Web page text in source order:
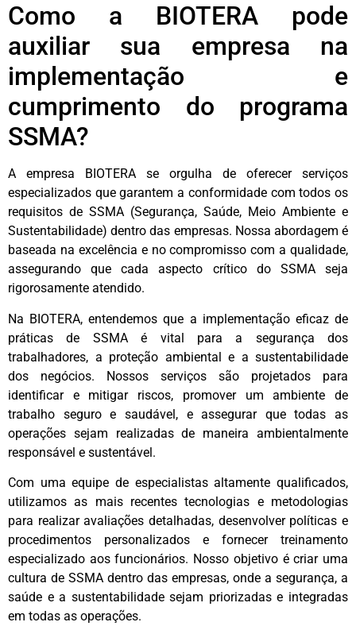
Como a BIOTERA pode
auxiliar sua empresa na
implementação e
cumprimento do programa
SSMA?
A empresa BIOTERA se orgulha de oferecer serviços
especializados que garantem a conformidade com todos os
requisitos de SSMA (Segurança, Saúde, Meio Ambiente e
Sustentabilidade) dentro das empresas. Nossa abordagem é
baseada na excelência e no compromisso com a qualidade,
assegurando que cada aspecto crítico do SSMA seja
rigorosamente atendido.
Na BIOTERA, entendemos que a implementação eficaz de
práticas de SSMA é vital para a segurança dos
trabalhadores, a proteção ambiental e a sustentabilidade
dos negócios. Nossos serviços são projetados para
identificar e mitigar riscos, promover um ambiente de
trabalho seguro e saudável, e assegurar que todas as
operações sejam realizadas de maneira ambientalmente
responsável e sustentável.
Com uma equipe de especialistas altamente qualificados,
utilizamos as mais recentes tecnologias e metodologias
para realizar avaliações detalhadas, desenvolver políticas e
procedimentos personalizados e fornecer treinamento
especializado aos funcionários. Nosso objetivo é criar uma
cultura de SSMA dentro das empresas, onde a segurança, a
saúde e a sustentabilidade sejam priorizadas e integradas
em todas as operações.